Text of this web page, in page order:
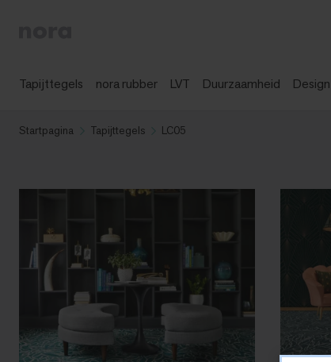
Tapijttegels nora rubber LVT Duurzaamheid Design
Startpagina Tapijttegels LC05